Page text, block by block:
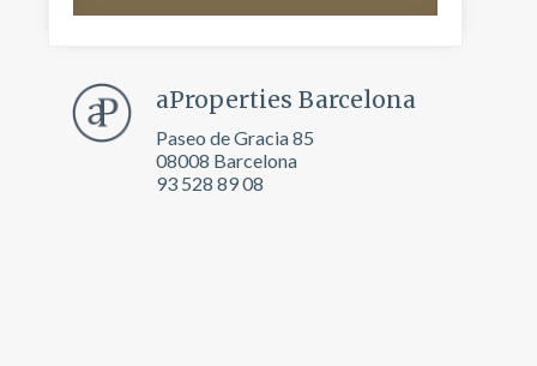
aProperties Barcelona
Paseo de Gracia 85
08008 Barcelona
93 528 89 08